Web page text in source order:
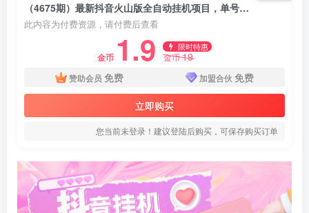
（4675期）最新抖音火山版全自动挂机项目，单号一天10+【软件+详细教程】
此内容为付费资源，请付费后查看
金币 1.9 限时特惠
金币19
赞助会员 免费 加盟合伙 免费
立即购买
您当前未登录！建议登陆后购买，可保存购买订单